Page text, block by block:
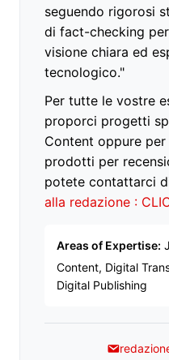
seguendo rigorosi
di fact-checking
visione chiara ed
tecnologico."
Per tutte le vostre
proporci progetti
Content oppure
prodotti per
potete contattarci
alla redazione :
Areas of Expertise:
Content, Digital
Digital Publishing